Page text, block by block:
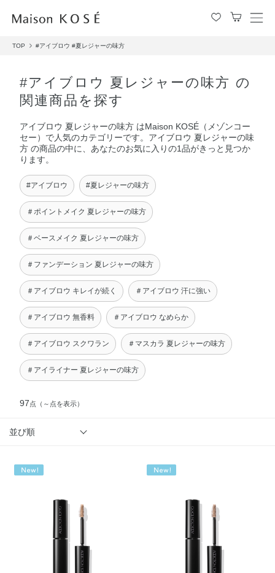
メ
TOP #アイブロウ #夏レジャーの味方
#アイブロウ 夏レジャーの味方 の
関連商品を探す
アイブロウ 夏レジャーの味方 はMaison KOSÉ（メゾンコー
セー）で人気のカテゴリーです。アイブロウ 夏レジャーの味
方 の商品の中に、あなたのお気に入りの1品がきっと見つか
ります。
#アイブロウ #夏レジャーの味方
＃ポイントメイク 夏レジャーの味方
＃ベースメイク 夏レジャーの味方
＃ファンデーション 夏レジャーの味方
＃アイブロウ キレイが続く ＃アイブロウ 汗に強い
＃アイブロウ 無香料 ＃アイブロウ なめらか
＃アイブロウ スクワラン ＃マスカラ 夏レジャーの味方
＃アイライナー 夏レジャーの味方
97点 （～点を表示）
並び順